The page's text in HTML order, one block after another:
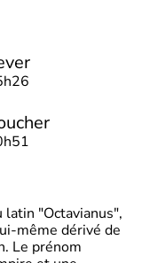
latin "Octavianus",
même dérivé de
Le prénom